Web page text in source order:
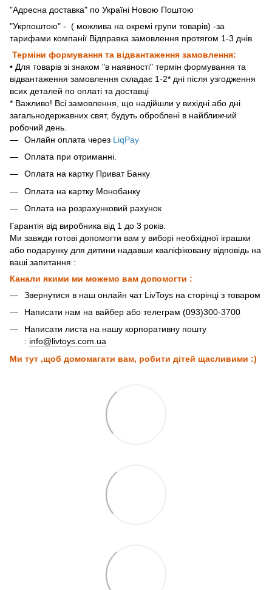
"Адресна доставка" по Україні Новою Поштою
"Укрпоштою" - ( можлива на окремі групи товарів) -за
тарифами компанії Відправка замовлення протягом 1-3 днів
Терміни формування та відвантаження замовлення:
• Для товарів зі знаком "в наявності" термін формування та
відвантаження замовлення складає 1-2* дні після узгодження
всих деталей по оплаті та доставці
* Важливо! Всі замовлення, що надійшли у вихідні або дні
загальнодержавних свят, будуть оброблені в найближчий
робочий день.
Онлайн оплата через LiqPay
Оплата при отриманні.
Оплата на картку Приват Банку
Оплата на картку Монобанку
Оплата на розрахунковий рахунок
Гарантія від виробника від 1 до 3 років.
Ми завжди готові допомогти вам у виборі необхідної іграшки
або подарунку для дитини надавши кваліфіковану відповідь на
ваші запитання :
Канали якими ми можемо вам допомогти :
Звернутися в наш онлайн чат LivToys на сторінці з товаром
Написати нам на вайбер або телеграм (093)300-3700
Написати листа на нашу корпоративну пошту
: info@livtoys.com.ua
Ми тут ,щоб домомагати вам, робити дітей щасливими :)